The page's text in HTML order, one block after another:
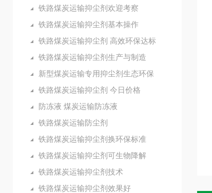
铁路煤炭运输抑尘剂欢迎考察
铁路煤炭运输抑尘剂基本操作
铁路煤炭运输抑尘剂 高效环保达标
铁路煤炭运输抑尘剂生产与制造
新型煤炭运输专用抑尘剂生态环保
铁路煤炭运输抑尘剂 今日价格
防冻液 煤炭运输防冻液
铁路煤炭运输防尘剂
铁路煤炭运输抑尘剂换环保标准
铁路煤炭运输抑尘剂可生物降解
铁路煤炭运输抑尘剂技术
铁路煤炭运输抑尘剂效果好